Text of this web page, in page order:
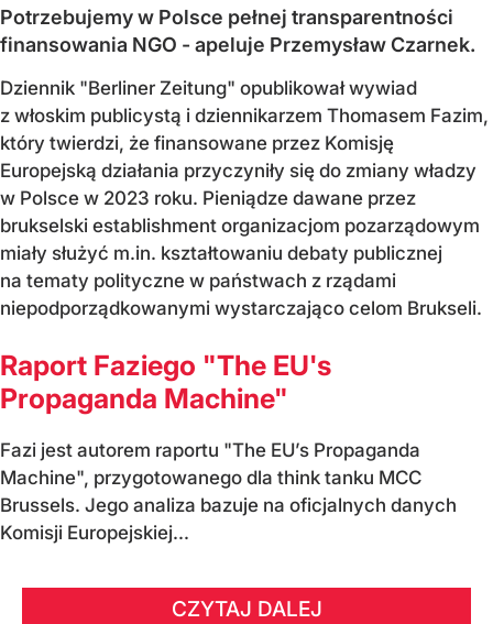
Potrzebujemy w Polsce pełnej transparentności
finansowania NGO - apeluje Przemysław Czarnek.
Dziennik "Berliner Zeitung" opublikował wywiad
z włoskim publicystą i dziennikarzem Thomasem Fazim,
który twierdzi, że finansowane przez Komisję
Europejską działania przyczyniły się do zmiany władzy
w Polsce w 2023 roku. Pieniądze dawane przez
brukselski establishment organizacjom pozarządowym
miały służyć m.in. kształtowaniu debaty publicznej
na tematy polityczne w państwach z rządami
niepodporządkowanymi wystarczająco celom Brukseli.
Raport Faziego "The EU's
Propaganda Machine"
Fazi jest autorem raportu "The EU’s Propaganda
Machine", przygotowanego dla think tanku MCC
Brussels. Jego analiza bazuje na oficjalnych danych
Komisji Europejskiej...
CZYTAJ DALEJ